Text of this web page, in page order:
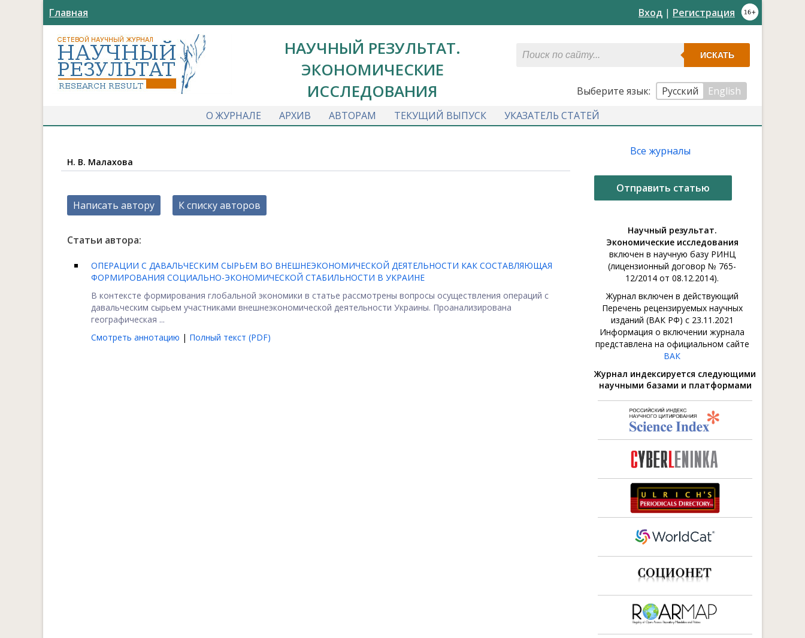
Главная Вход | Регистрация
НАУЧНЫЙ РЕЗУЛЬТАТ.
ЭКОНОМИЧЕСКИЕ
ИССЛЕДОВАНИЯ
ИСКАТЬ
Выберите язык: Русский
English
О ЖУРНАЛЕ
АРХИВ АВТОРАМ ТЕКУЩИЙ ВЫПУСК УКАЗАТЕЛЬ СТАТЕЙ
Н. В. Малахова
Написать автору К списку авторов
Статьи автора:
ОПЕРАЦИИ С ДАВАЛЬЧЕСКИМ СЫРЬЕМ ВО ВНЕШНЕЭКОНОМИЧЕСКОЙ ДЕЯТЕЛЬНОСТИ КАК СОСТАВЛЯЮЩАЯ
ФОРМИРОВАНИЯ СОЦИАЛЬНО-ЭКОНОМИЧЕСКОЙ СТАБИЛЬНОСТИ В УКРАИНЕ
В контексте формирования глобальной экономики в статье рассмотрены вопросы осуществления операций с
давальческим сырьем участниками внешнеэкономической деятельности Украины. Проанализирована
географическая ...
Смотреть аннотацию | Полный текст (PDF)
Все журналы
Отправить статью
Научный результат.
Экономические исследования
включен в научную базу РИНЦ
(лицензионный договор № 765-
12/2014 от 08.12.2014).
Журнал включен в действующий
Перечень рецензируемых научных
изданий (ВАК РФ) с 23.11.2021
Информация о включении журнала
представлена на официальном сайте
ВАК
Журнал индексируется следующими
научными базами и платформами